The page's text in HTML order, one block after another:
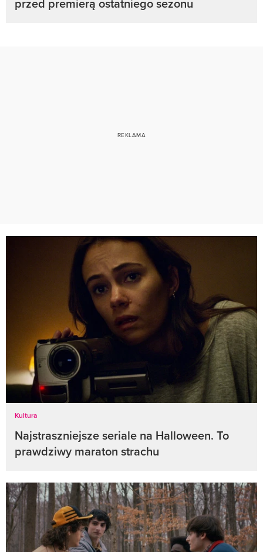
Kultura
Najstraszniejsze seriale na Halloween. To
prawdziwy maraton strachu